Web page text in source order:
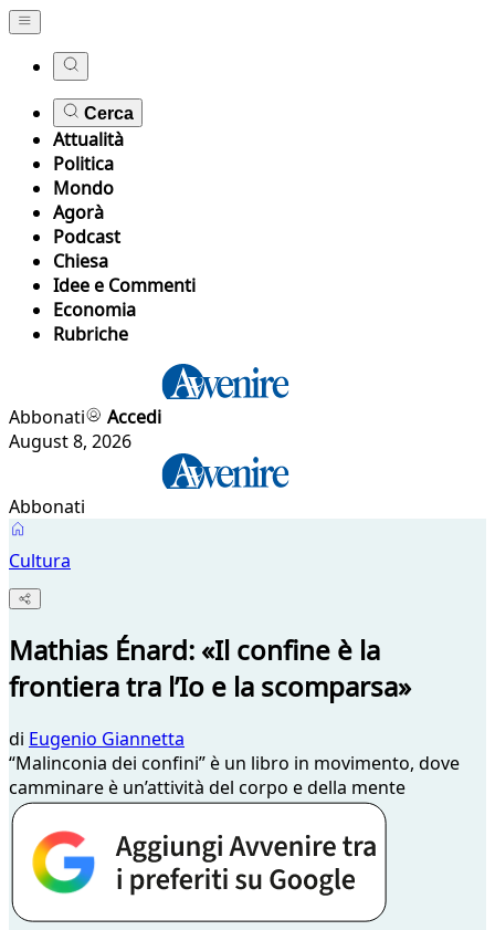
Cerca
Attualità
Politica
Mondo
Agorà
Podcast
Chiesa
Idee e Commenti
Economia
Rubriche
Abbonati
Accedi
August 8, 2026
Abbonati
Cultura
Mathias Énard: «Il confine è la
frontiera tra l’Io e la scomparsa»
di Eugenio Giannetta
“Malinconia dei confini” è un libro in movimento, dove
camminare è un’attività del corpo e della mente